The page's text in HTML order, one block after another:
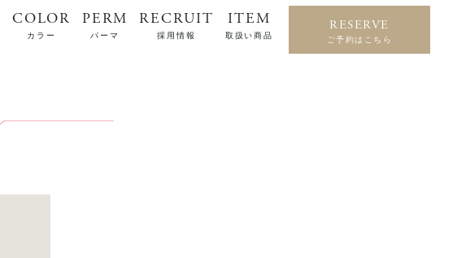
COLOR
カラー
PERM
パーマ
RECRUIT
採用情報
ITEM
取扱い商品
RESERVE
ご予約はこちら